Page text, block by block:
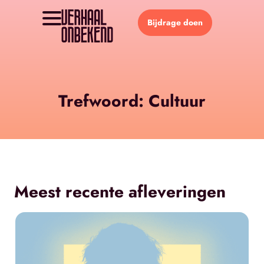
Bijdrage doen
Trefwoord: Cultuur
Meest recente afleveringen